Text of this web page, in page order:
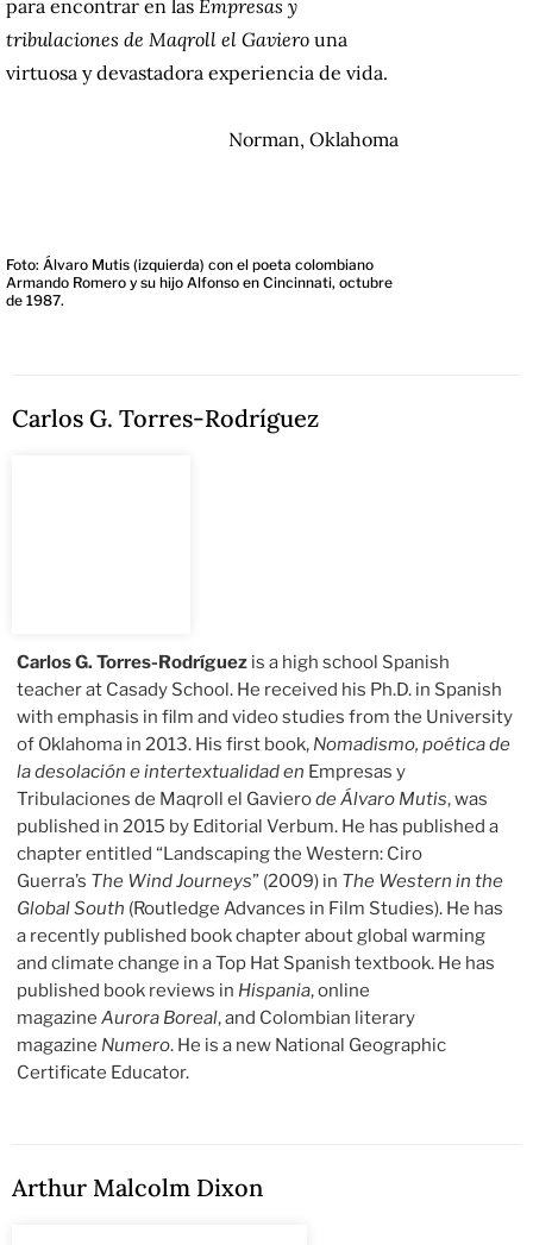
para encontrar en las Empresas y
tribulaciones de Maqroll el Gaviero una
virtuosa y devastadora experiencia de vida.
Norman, Oklahoma
Foto: Álvaro Mutis (izquierda) con el poeta colombiano
Armando Romero y su hijo Alfonso en Cincinnati, octubre
de 1987.
Carlos G. Torres-Rodríguez
Carlos G. Torres-Rodríguez is a high school Spanish
teacher at Casady School. He received his Ph.D. in Spanish
with emphasis in film and video studies from the University
of Oklahoma in 2013. His first book, Nomadismo, poética de
la desolación e intertextualidad en Empresas y
Tribulaciones de Maqroll el Gavierode Álvaro Mutis, was
published in 2015 by Editorial Verbum. He has published a
chapter entitled “Landscaping the Western: Ciro
Guerra’s The Wind Journeys” (2009) in The Western in the
Global South (Routledge Advances in Film Studies). He has
a recently published book chapter about global warming
and climate change in a Top Hat Spanish textbook. He has
published book reviews in Hispania, online
magazineAurora Boreal, and Colombian literary
magazine Numero. He is a new National Geographic
Certificate Educator.
Arthur Malcolm Dixon